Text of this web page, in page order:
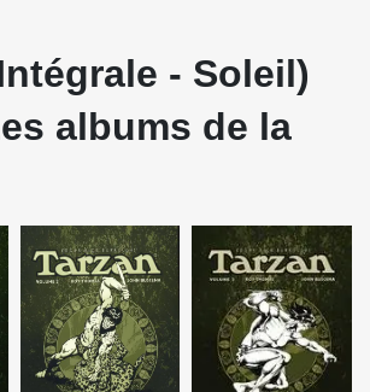
- Soleil)
albums de la